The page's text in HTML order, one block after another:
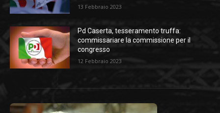
13 Febbraio 2023
Pd Caserta, tesseramento truffa:
commissariare la commissione per il
congresso
12 Febbraio 2023